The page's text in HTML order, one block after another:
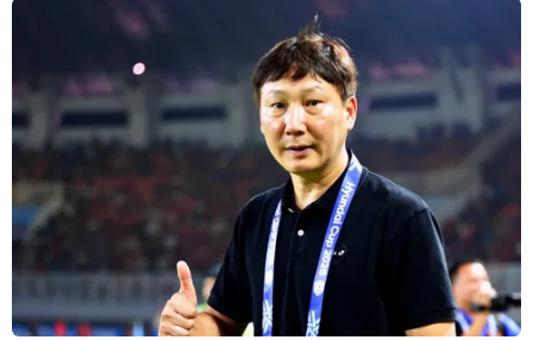
Theo dõi VietnamPlus